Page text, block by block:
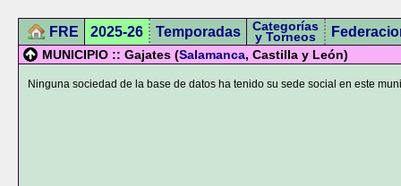
FRE 2025-26 Temporadas Categorías
y Torneos
MUNICIPIO :: Gajates (Salamanca, Castilla y León)
Ninguna sociedad de la base de datos ha tenido su sede social en este